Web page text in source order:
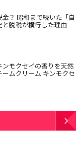
？ 昭和まで続いた「自
脱税が横行した理由
ンモクセイの香りを天然
ムクリーム キンモクセ